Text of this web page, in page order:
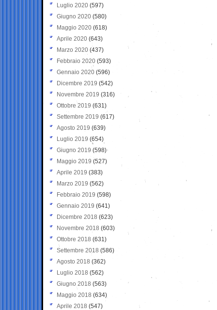
Luglio 2020 (597)
Giugno 2020 (580)
Maggio 2020 (618)
Aprile 2020 (643)
Marzo 2020 (437)
Febbraio 2020 (593)
Gennaio 2020 (596)
Dicembre 2019 (542)
Novembre 2019 (316)
Ottobre 2019 (631)
Settembre 2019 (617)
Agosto 2019 (639)
Luglio 2019 (654)
Giugno 2019 (598)
Maggio 2019 (527)
Aprile 2019 (383)
Marzo 2019 (562)
Febbraio 2019 (598)
Gennaio 2019 (641)
Dicembre 2018 (623)
Novembre 2018 (603)
Ottobre 2018 (631)
Settembre 2018 (586)
Agosto 2018 (362)
Luglio 2018 (562)
Giugno 2018 (563)
Maggio 2018 (634)
Aprile 2018 (547)